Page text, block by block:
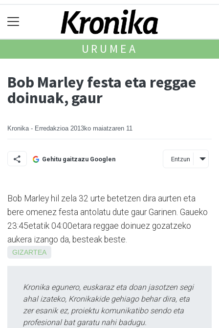
URUMEA
Bob Marley festa eta reggae
doinuak, gaur
Kronika - Erredakzioa 2013ko maiatzaren 11
Gehitu gaitzazu Googlen Entzun
Bob Marley hil zela 32 urte betetzen dira aurten eta
bere omenez festa antolatu dute gaur Garinen. Gaueko
23:45etatik 04:00etara reggae doinuez gozatzeko
aukera izango da, besteak beste.
GIZARTEA
Kronika egunero, euskaraz eta doan jasotzen segi
ahal izateko, Kronikakide gehiago behar dira, eta
zer esanik ez, proiektu komunikatibo sendo eta
profesional bat garatu nahi badugu.